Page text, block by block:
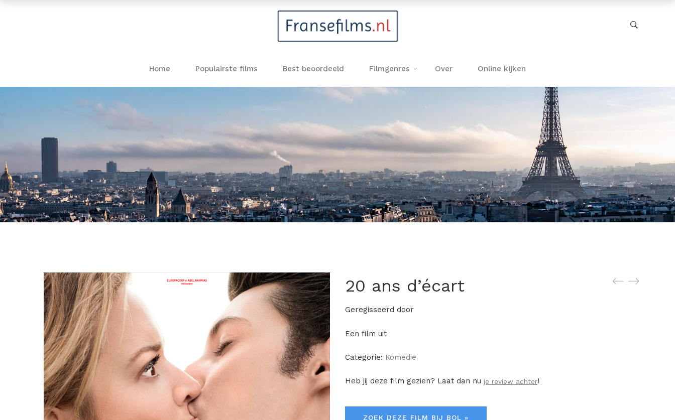
Home Populairste films Best beoordeeld Filmgenres Over Online kijken
20 ans d’écart
Geregisseerd door
Een film uit
Categorie: Komedie
Heb jij deze film gezien? Laat dan nu je review achter!
ZOEK DEZE FILM BIJ BOL »